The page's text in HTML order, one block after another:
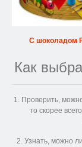
С шоколадом
Как
1. Проверить,
то скорее
2. Узнать, можно